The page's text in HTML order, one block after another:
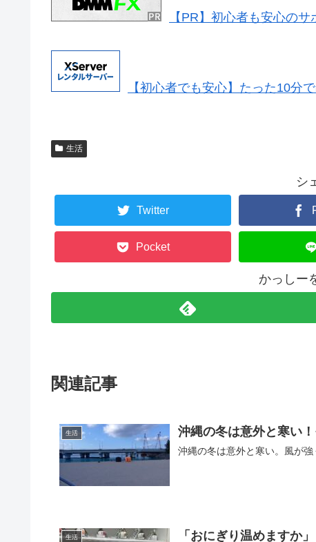
【PR】初心者も安心のサ
【初心者でも安心】たった10分
生活
シ
Twitter
Pocket
かっしー
関連記事
生活 沖縄の冬は意外と寒い
沖縄の冬は意外と寒い。風が強
生活 「おにぎり温めますか